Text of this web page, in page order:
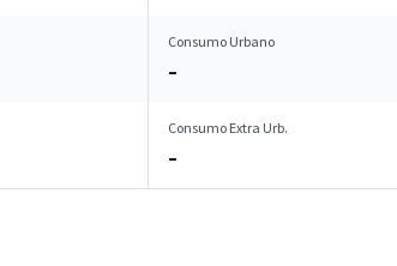
Consumo Urbano
–
Consumo Extra Urb.
–